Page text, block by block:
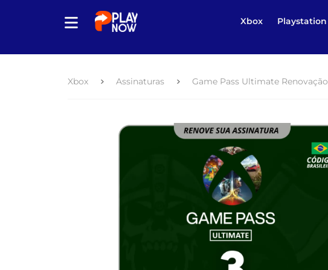
Xbox Playstation
Xbox Assinaturas Game Pass Ultimate Renovação